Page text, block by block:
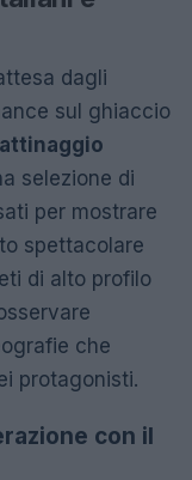
dagli
sul ghiaccio
selezione di
per mostrare
spettacolare
di alto profilo
che
protagonisti.
con il